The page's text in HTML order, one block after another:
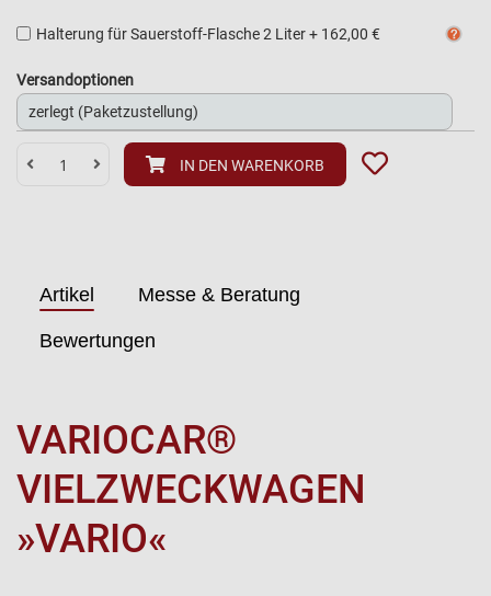
Halterung für Sauerstoff-Flasche 2 Liter+ 162,00 €
Versandoptionen
IN DEN WARENKORB
Artikel Messe & Beratung
Bewertungen
VARIOCAR®
VIELZWECKWAGEN
»VARIO«